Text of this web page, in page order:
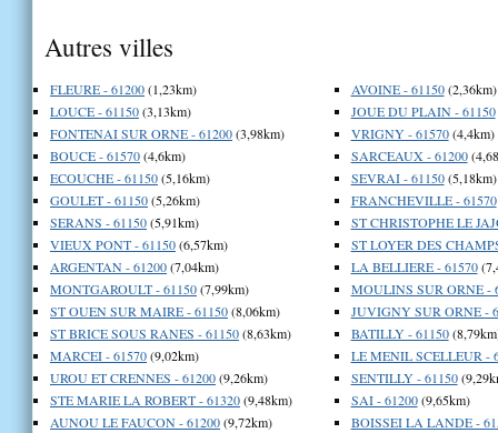
Autres villes
FLEURE - 61200(1,23km)
LOUCE - 61150(3,13km)
FONTENAI SUR ORNE - 61200(3,98km)
BOUCE - 61570(4,6km)
ECOUCHE - 61150(5,16km)
GOULET - 61150(5,26km)
SERANS - 61150(5,91km)
VIEUX PONT - 61150(6,57km)
ARGENTAN - 61200(7,04km)
MONTGAROULT - 61150(7,99km)
ST OUEN SUR MAIRE - 61150(8,06km)
ST BRICE SOUS RANES - 61150(8,63km)
MARCEI - 61570(9,02km)
UROU ET CRENNES - 61200(9,26km)
STE MARIE LA ROBERT - 61320(9,48km)
AUNOU LE FAUCON - 61200(9,72km)
AVOINE - 61150(2,36km)
JOUE DU PLAIN - 61150
VRIGNY - 61570(4,4km)
SARCEAUX - 61200
SEVRAI - 61150(5,18km)
FRANCHEVILLE - 61570
ST CHRISTOPHE LE
ST LOYER DES
LA BELLIERE - 61570
MOULINS SUR ORNE -
JUVIGNY SUR ORNE -
BATILLY - 61150
LE MENIL SCELLEUR -
SENTILLY - 61150
SAI - 61200(9,65km)
BOISSEI LA LANDE -